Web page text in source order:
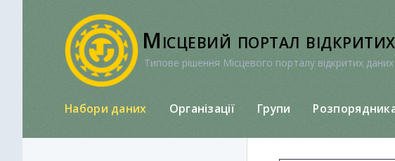
Місцевий портал
Типове рішення Місцевого порталу відкритих даних
Набори даних Організації Групи